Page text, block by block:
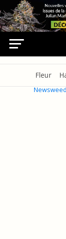
Fleur